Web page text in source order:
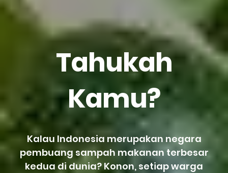
Tahukah
Kamu?
Kalau Indonesia merupakan negara
pembuang sampah makanan terbesar
kedua di dunia? Konon, setiap warga